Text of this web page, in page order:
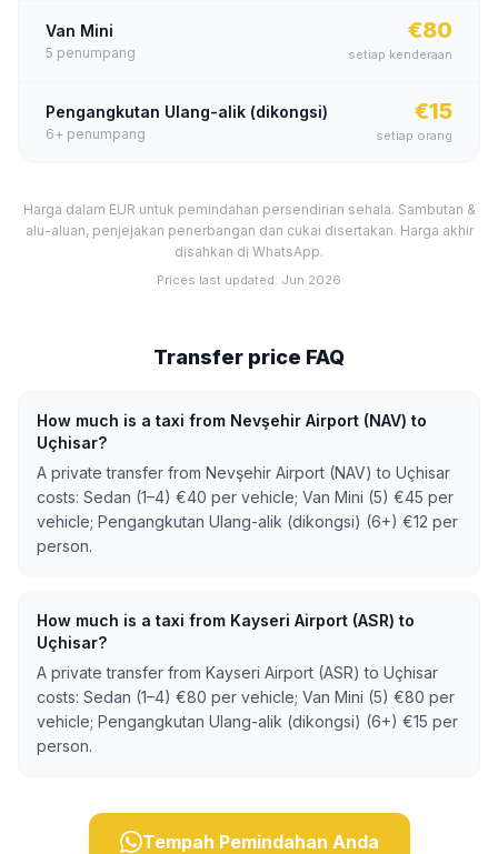
Van Mini
5 penumpang
€80
setiap kenderaan
Pengangkutan Ulang-alik (dikongsi)
6+ penumpang
€15
setiap orang
Harga dalam EUR untuk pemindahan persendirian sehala. Sambutan &
alu-aluan, penjejakan penerbangan dan cukai disertakan. Harga akhir
disahkan di WhatsApp.
Prices last updated: Jun 2026
Transfer price FAQ
How much is a taxi from Nevşehir Airport (NAV) to
Uçhisar?
A private transfer from Nevşehir Airport (NAV) to Uçhisar
costs: Sedan (1–4) €40 per vehicle; Van Mini (5) €45 per
vehicle; Pengangkutan Ulang-alik (dikongsi) (6+) €12 per
person.
How much is a taxi from Kayseri Airport (ASR) to
Uçhisar?
A private transfer from Kayseri Airport (ASR) to Uçhisar
costs: Sedan (1–4) €80 per vehicle; Van Mini (5) €80 per
vehicle; Pengangkutan Ulang-alik (dikongsi) (6+) €15 per
person.
Tempah Pemindahan Anda